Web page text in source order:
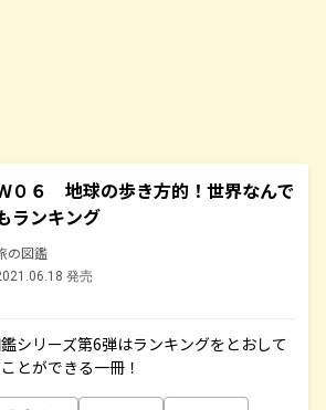
０６ 地球の歩き方的！世界なんで
ランキング
の図鑑
発売
鑑シリーズ第6弾はランキングをとおして
とができる一冊！